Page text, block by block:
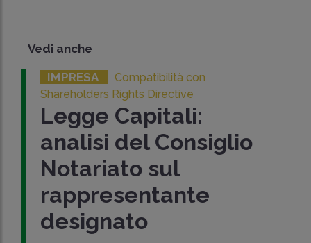
Vedi anche
IMPRESA
Compatibilità con
Shareholders Rights Directive
Legge Capitali:
analisi del Consiglio
Notariato sul
rappresentante
designato